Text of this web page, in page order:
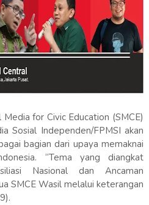
Media for Civic Education (SMCE)
Sosial Independen/FPMSI akan
bagian dari upaya memaknai
“Tema yang diangkat
Nasional dan Ancaman
SMCE Wasil melalui keterangan